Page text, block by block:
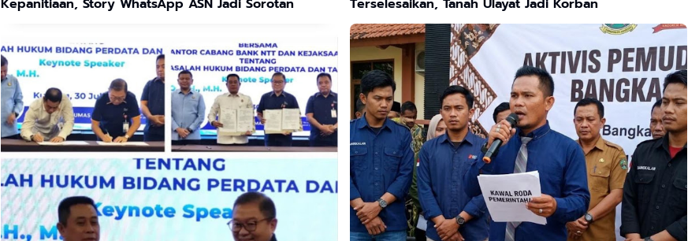
Kepanitiaan, Story WhatsApp ASN Jadi Sorotan
Terselesaikan, Tanah Ulayat Jadi Korban